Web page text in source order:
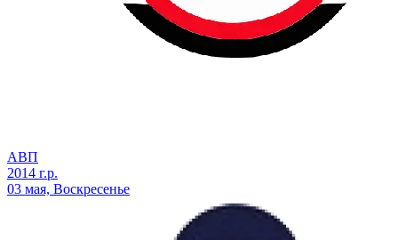
АВП
2014 г.р.
03 мая, Воскресенье